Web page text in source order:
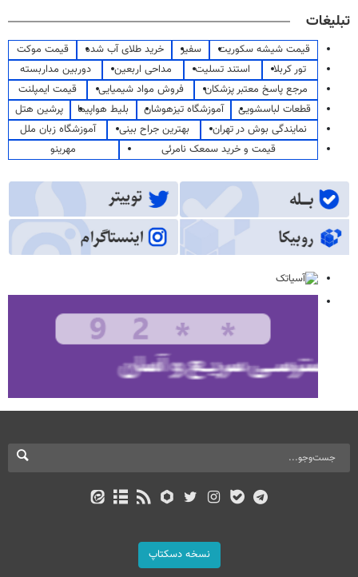
تبلیغات
قیمت شیشه سکوریت سفیر خرید طلای آب شده
قیمت موکت
تور کربلا
استند تسلیت مداحی اربعین
دوربین مداربسته
مرجع پاسخ معتبر پزشکان
فروش مواد شیمیایی
قیمت ایمپلنت
قطعات لباسشویی
آموزشگاه تیزهوشان بلیط هواپیما
پرشین هتل
نمایندگی بوش در تهران
بهترین جراح بینی
آموزشگاه زبان ملل
قیمت و خرید سمعک نامرئی
مهرینو
نسخه دسکتاپ